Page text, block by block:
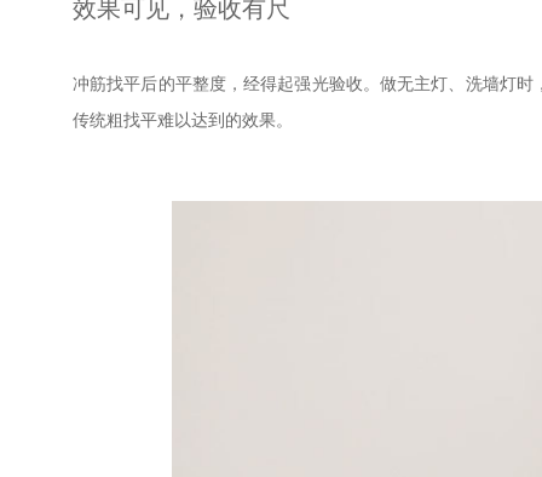
效果可见，验收有尺
冲筋找平后的平整度，经得起强光验收。做无主灯、洗墙灯
传统粗找平难以达到的效果。